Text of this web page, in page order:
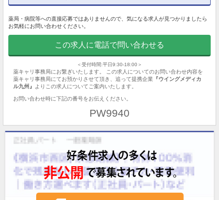
薬局・病院等への直接応募ではありませんので、気になる求人が見つかりましたら
お気軽にお問い合わせください。
この求人に電話で問い合わせる
＜受付時間:平日9:30-18:00＞
薬キャリ事務局にお繋ぎいたします。 この求人についてのお問い合わせ内容を
薬キャリ事務局にてお預かりさせて頂き、追って提携企業 『ウイングメディカ
ル九州』
よりこの求人についてご案内いたします。
お問い合わせ時に下記の番号をお伝えください。
PW9940